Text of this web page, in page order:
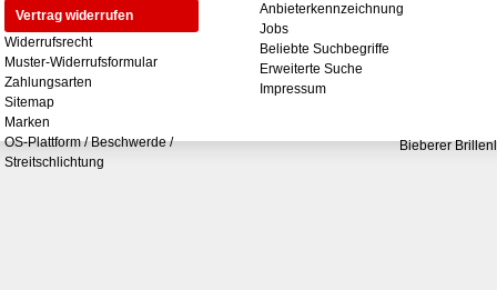
Vertrag widerrufen
Widerrufsrecht
Muster-Widerrufsformular
Zahlungsarten
Sitemap
Marken
OS-Plattform / Beschwerde /
Streitschlichtung
Anbieterkennzeichnung
Jobs
Beliebte Suchbegriffe
Erweiterte Suche
Impressum
Bieberer